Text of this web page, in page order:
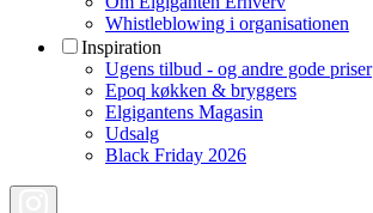
Whistleblowing i organisationen
Inspiration
Ugens tilbud - og andre gode priser
Epoq køkken & bryggers
Elgigantens Magasin
Udsalg
Black Friday 2026